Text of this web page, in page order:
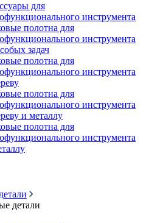
для
инструмента
полотна для
инструмента
задач
полотна для
инструмента
полотна для
инструмента
и металлу
полотна для
инструмента
детали